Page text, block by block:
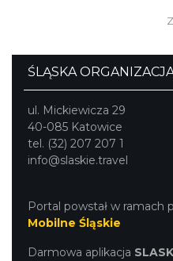
ŚLĄSKA
ul. Mickiewicza 29
40-085 Katowice
tel. (32) 207 207 1
info@slaskie.travel
Portal powstał w ramach
Mobilne Śląskie
Darmowa aplikacja